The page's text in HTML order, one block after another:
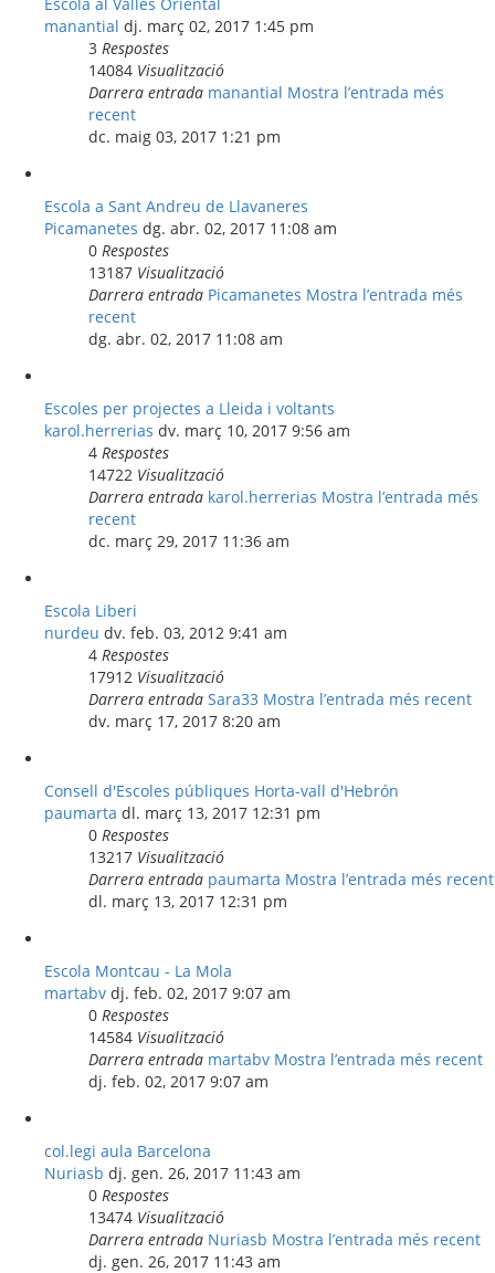
manantial dj. març 02, 2017 1:45 pm
3 Respostes
14084 Visualització
Darrera entrada manantial Mostra l’entrada més
recent
dc. maig 03, 2017 1:21 pm
Escola a Sant Andreu de Llavaneres
Picamanetes dg. abr. 02, 2017 11:08 am
0 Respostes
13187 Visualització
Darrera entrada Picamanetes Mostra l’entrada més
recent
dg. abr. 02, 2017 11:08 am
Escoles per projectes a Lleida i voltants
karol.herrerias dv. març 10, 2017 9:56 am
4 Respostes
14722 Visualització
Darrera entrada karol.herrerias Mostra l’entrada més
recent
dc. març 29, 2017 11:36 am
Escola Liberi
nurdeu dv. feb. 03, 2012 9:41 am
4 Respostes
17912 Visualització
Darrera entrada Sara33 Mostra l’entrada més recent
dv. març 17, 2017 8:20 am
Consell d'Escoles públiques Horta-vall d'Hebrón
paumarta dl. març 13, 2017 12:31 pm
0 Respostes
13217 Visualització
Darrera entrada paumarta Mostra l’entrada més recent
dl. març 13, 2017 12:31 pm
Escola Montcau - La Mola
martabv dj. feb. 02, 2017 9:07 am
0 Respostes
14584 Visualització
Darrera entrada martabv Mostra l’entrada més recent
dj. feb. 02, 2017 9:07 am
col.legi aula Barcelona
Nuriasb dj. gen. 26, 2017 11:43 am
0 Respostes
13474 Visualització
Darrera entrada Nuriasb Mostra l’entrada més recent
dj. gen. 26, 2017 11:43 am